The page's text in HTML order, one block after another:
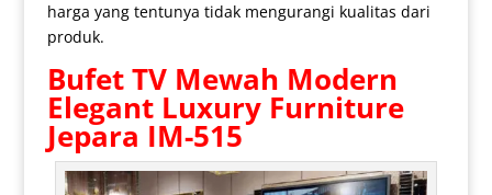
harga yang tentunya tidak mengurangi kualitas dari
produk.
Bufet TV Mewah Modern
Elegant Luxury Furniture
Jepara IM-515